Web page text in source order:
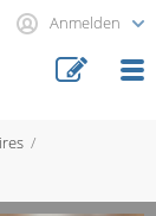
Anmelden